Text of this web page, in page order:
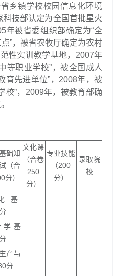
乡镇学校校园信息化环境
技部认定为全国首批星火
年被省委组织部确定为“全
”，被省农牧厅确定为农村
性实训教学基地，2007年
等职业学校”，被全国成人
育先进单位”，2008年，被
校”，2009年，被教育部确
础知
（合
分）
文化课
（合卷
250
分）
专业技能
（200
分）
录取院
校
基
学 基
产与
分